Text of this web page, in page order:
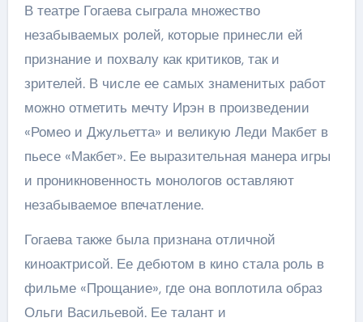
В театре Гогаева сыграла множество
незабываемых ролей, которые принесли ей
признание и похвалу как критиков, так и
зрителей. В числе ее самых знаменитых работ
можно отметить мечту Ирэн в произведении
«Ромео и Джульетта» и великую Леди Макбет в
пьесе «Макбет». Ее выразительная манера игры
и проникновенность монологов оставляют
незабываемое впечатление.
Гогаева также была признана отличной
киноактрисой. Ее дебютом в кино стала роль в
фильме «Прощание», где она воплотила образ
Ольги Васильевой. Ее талант и